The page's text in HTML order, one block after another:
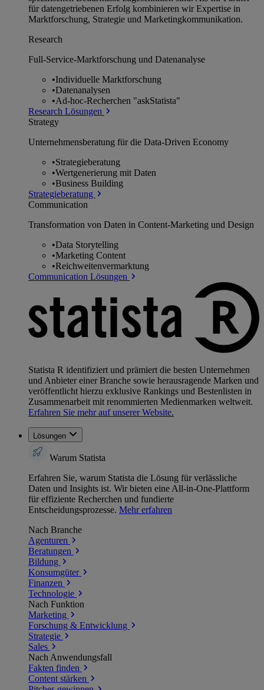
für datengetriebenen Erfolg kombinieren wir Expertise in
Marktforschung, Strategie und Marketingkommunikation.
Research
Full-Service-Marktforschung und Datenanalyse
•Individuelle Marktforschung
•Datenanalysen
•Ad-hoc-Recherchen "askStatista"
Research Lösungen
Strategy
Unternehmens­beratung für die Data-Driven Economy
•Strategieberatung
•Wertgenerierung mit Daten
•Business Building
Strategieberatung
Communication
Transformation von Daten in Content-Marketing und Design
•Data Storytelling
•Marketing Content
•Reichweitenvermarktung
Communication Lösungen
Statista R identifiziert und prämiert die besten Unternehmen
und Anbieter einer Branche sowie herausragende Marken und
veröffentlicht hierzu exklusive Rankings und Bestenlisten in
Zusammenarbeit mit renommierten Medienmarken weltweit.
Erfahren Sie mehr auf unserer Website.
Lösungen
Warum Statista
Erfahren Sie, warum Statista die Lösung für verlässliche
Daten und Insights ist. Wir bieten eine All-in-One-Plattform
für effiziente Recherchen und fundierte
Entscheidungsprozesse. Mehr erfahren
Nach Branche
Agenturen
Beratungen
Bildung
Konsumgüter
Finanzen
Technologie
Nach Funktion
Marketing
Forschung & Entwicklung
Strategie
Sales
Nach Anwendungsfall
Fakten finden
Content stärken